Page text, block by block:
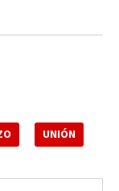
UNIÓN